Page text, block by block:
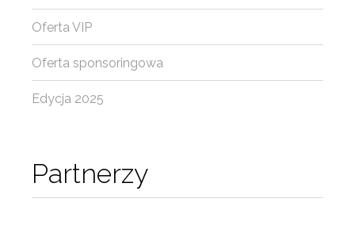
Partnerzy
Oferta VIP
Oferta sponsoringowa
Edycja 2025